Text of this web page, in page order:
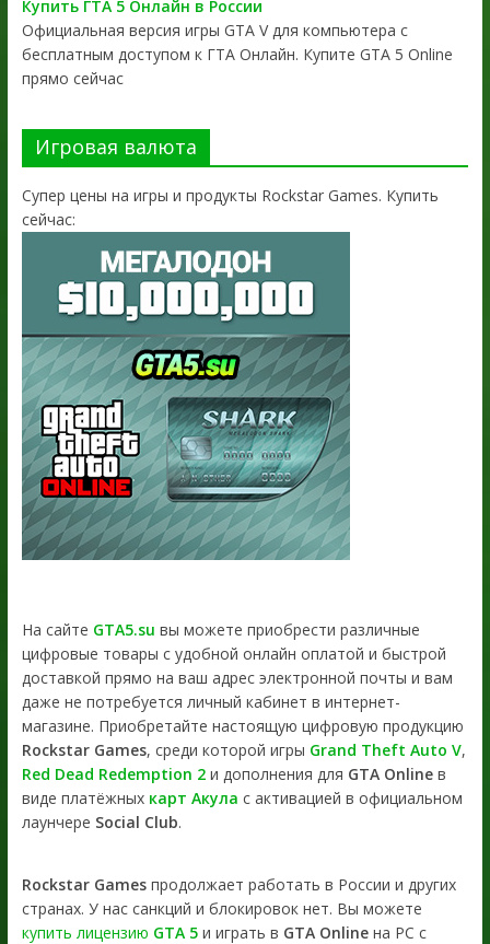
Купить ГТА 5 Онлайн в России
Официальная версия игры GTA V для компьютера с
бесплатным доступом к ГТА Онлайн. Купите GTA 5 Online
прямо сейчас
Игровая валюта
Супер цены на игры и продукты Rockstar Games. Купить
сейчас:
На сайте GTA5.su вы можете приобрести различные
цифровые товары с удобной онлайн оплатой и быстрой
доставкой прямо на ваш адрес электронной почты и вам
даже не потребуется личный кабинет в интернет-
магазине. Приобретайте настоящую цифровую продукцию
Rockstar Games, среди которой игры Grand Theft Auto V,
Red Dead Redemption 2и дополнения для GTA Onlineв
виде платёжных карт Акула с активацией в официальном
лаунчере Social Club.
Rockstar Gamesпродолжает работать в России и других
странах. У нас санкций и блокировок нет. Вы можете
купить лицензию GTA 5и играть в GTA Onlineна PC с